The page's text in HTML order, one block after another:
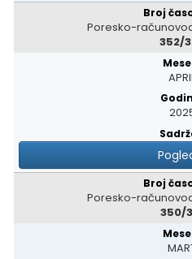
Poresko-
352/
Poresko-
350/